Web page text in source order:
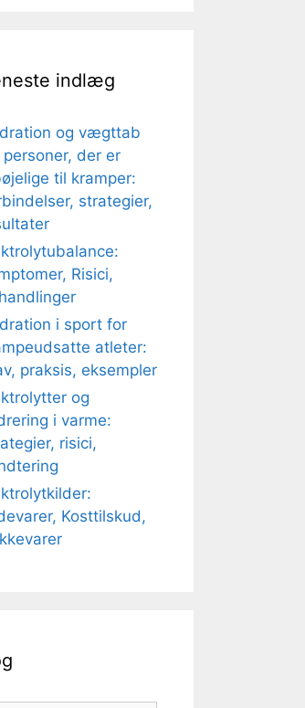
indlæg
og vægttab
der er
til kramper:
strategier,
Risici,
i sport for
atleter:
praksis, eksempler
og
i varme:
risici,
Kosttilskud,